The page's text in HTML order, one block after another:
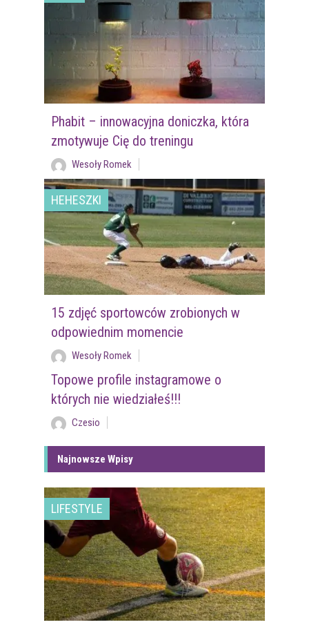
Phabit – innowacyjna doniczka, która
zmotywuje Cię do treningu
Wesoły Romek
HEHESZKI
15 zdjęć sportowców zrobionych w
odpowiednim momencie
Wesoły Romek
Topowe profile instagramowe o
których nie wiedziałeś!!!
Czesio
Najnowsze Wpisy
LIFESTYLE